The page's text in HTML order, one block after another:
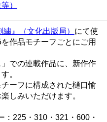
）
繍』（文化出版局） にて使
作品モチーフごとにご用
での連載作品に、新作作
。
ーフに構成された樋口愉
しみいただけます。
225・310・321・600・